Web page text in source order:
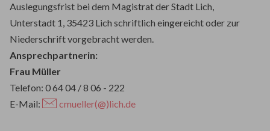
Auslegungsfrist bei dem Magistrat der Stadt Lich,
Unterstadt 1, 35423 Lich schriftlich eingereicht oder zur
Niederschrift vorgebracht werden.
Ansprechpartnerin:
Frau Müller
Telefon: 0 64 04 / 8 06 - 222
E-Mail:
cmueller(@)lich.de